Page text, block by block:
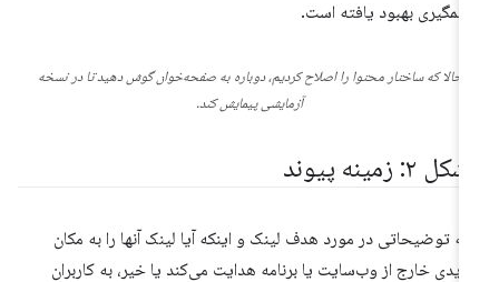
بهبود یافته است.
حالا که ساختار محتوا را اصلاح کردیم، دوباره به صفحه‌خوان گوش دهید تا در نسخه
آزمایشی پیمایش کند.
۲: زمینه پیوند
توضیحاتی در مورد هدف لینک و اینکه آیا لینک آنها را به مکان
خارج از وب‌سایت یا برنامه هدایت می‌کند یا خیر، به کاربران